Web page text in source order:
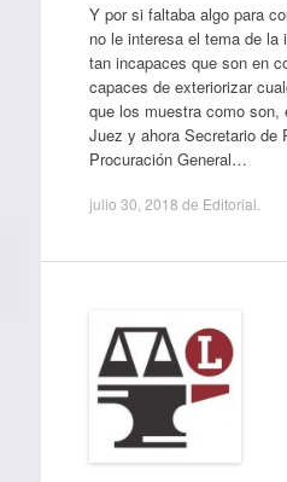
Y por si faltaba algo para
no le interesa el tema de la
tan incapaces que son en
capaces de exteriorizar
que los muestra como son,
Juez y ahora Secretario de
Procuración General…
julio 30, 2018 de Editorial